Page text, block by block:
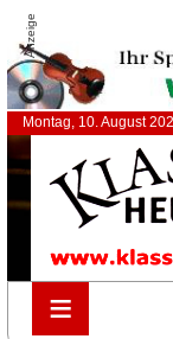
Anzeige
Montag, 10. August
≡
≡